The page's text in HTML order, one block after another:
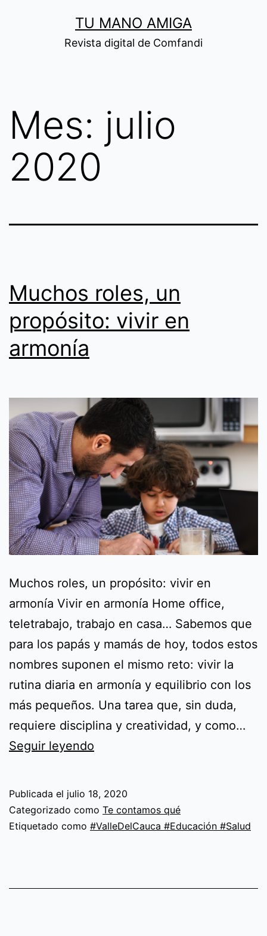
TU MANO AMIGA
Revista digital de Comfandi
Mes: julio
2020
Muchos roles, un
propósito: vivir en
armonía
Muchos roles, un propósito: vivir en
armonía Vivir en armonía Home office,
teletrabajo, trabajo en casa… Sabemos que
para los papás y mamás de hoy, todos estos
nombres suponen el mismo reto: vivir la
rutina diaria en armonía y equilibrio con los
más pequeños. Una tarea que, sin duda,
requiere disciplina y creatividad, y como…
Seguir leyendo
propósito:
vivir
Publicada el julio 18, 2020
Categorizado como Te contamos qué
Etiquetado como #ValleDelCauca #Educación #Salud